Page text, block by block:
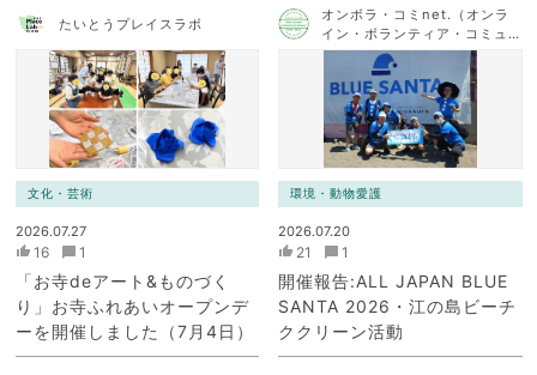
たいとうプレイスラボ
文化・芸術
2026.07.27
16 1
「お寺deアート&ものづく
り」お寺ふれあいオープンデ
ーを開催しました（7月4日）
オンボラ・コミnet.（オンラ
イン・ボランティア・コミュ
ニケーション・ネットワー
環境・動物愛護
2026.07.20
21 1
開催報告:ALL JAPAN BLUE
SANTA 2026・江の島ビーチ
ククリーン活動